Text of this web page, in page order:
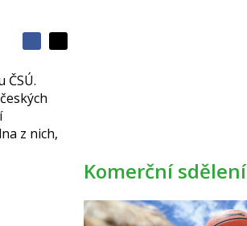
S
d
í
l
e
S
í
l
e
e
ČSÚ.
z nich,
Komerční sdělení